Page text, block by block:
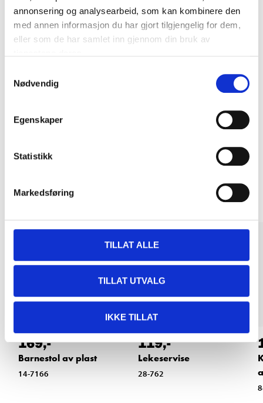
annonsering og analysearbeid, som kan kombinere den
med annen informasjon du har gjort tilgjengelig for dem,
eller som de har samlet inn gjennom din bruk av
Nødvendig
Egenskaper
Statistikk
Markedsføring
TILLAT ALLE
TILLAT UTVALG
IKKE TILLAT
DEL OPP DIN BETALING
169,-
Barnestol av plast
14-7166
119,-
Lekeservise
28-762